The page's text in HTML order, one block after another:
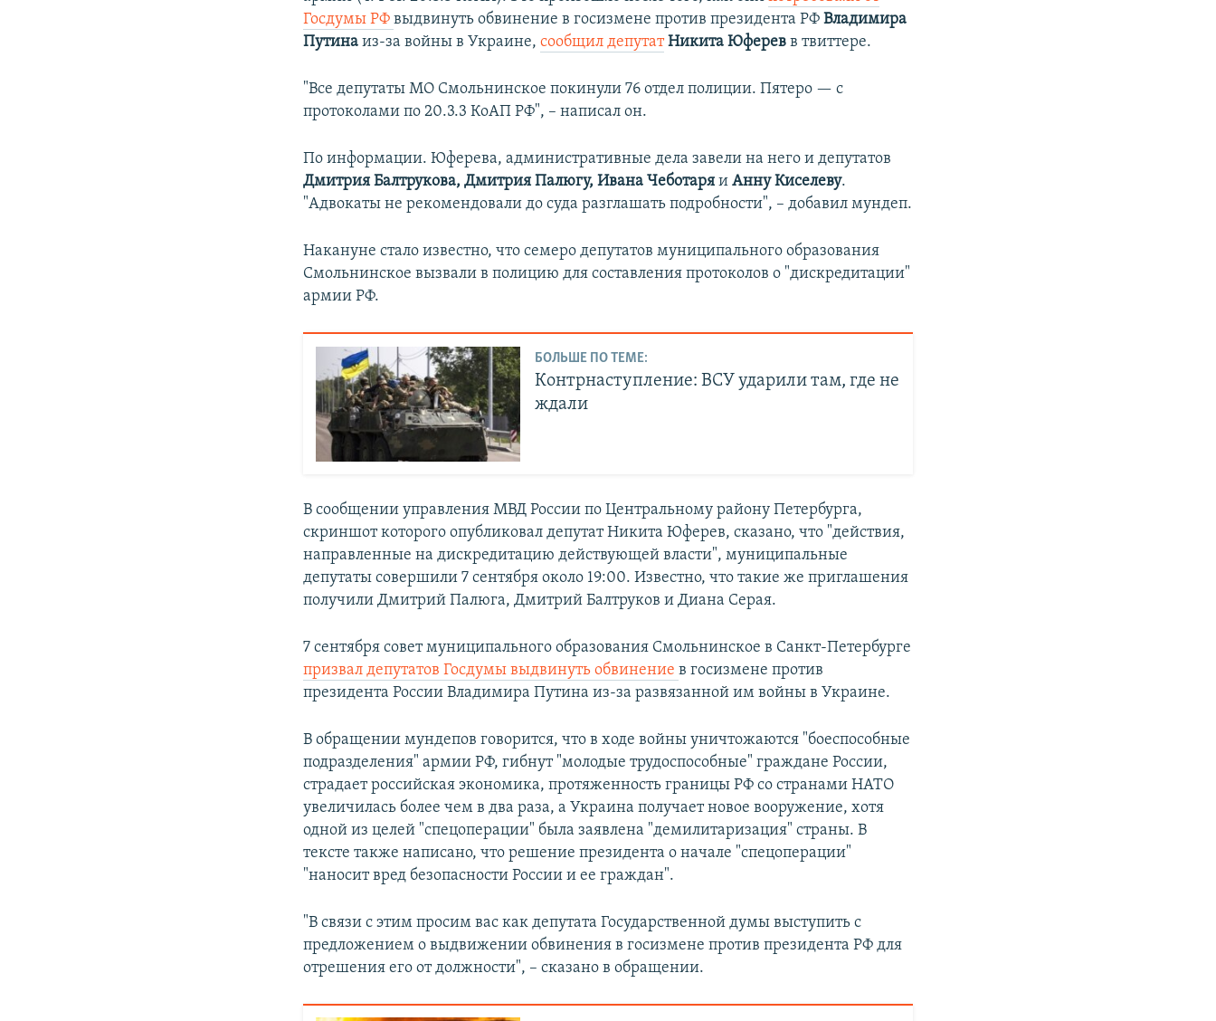
Госдумы РФвыдвинуть обвинение в госизмене против президента РФВладимира
Путина из-за войны в Украине,сообщил депутат Никита Юферев в твиттере.
"Все депутаты МО Смольнинское покинули 76 отдел полиции. Пятеро — с
протоколами по 20.3.3 КоАП РФ", – написал он.
По информации. Юферева, административные дела завели на него и депутатов
Дмитрия Балтрукова, Дмитрия Палюгу, Ивана Чеботаряи Анну Киселеву.
"Адвокаты не рекомендовали до суда разглашать подробности", – добавил мундеп.
Накануне стало известно, что семеро депутатов муниципального образования
Смольнинское вызвали в полицию для составления протоколов о "дискредитации"
армии РФ.
БОЛЬШЕ ПО ТЕМЕ:
Контрнаступление: ВСУ ударили там, где не
ждали
В сообщении управления МВД России по Центральному району Петербурга,
скриншот которого опубликовал депутат Никита Юферев, сказано, что "действия,
направленные на дискредитацию действующей власти", муниципальные
депутаты совершили 7 сентября около 19:00. Известно, что такие же приглашения
получили Дмитрий Палюга, Дмитрий Балтруков и Диана Серая.
7 сентября совет муниципального образования Смольнинское в Санкт-Петербурге
призвал депутатов Госдумы выдвинуть обвинениев госизмене против
президента России Владимира Путина из-за развязанной им войны в Украине.
В обращении мундепов говорится, что в ходе войны уничтожаются "боеспособные
подразделения" армии РФ, гибнут "молодые трудоспособные" граждане России,
страдает российская экономика, протяженность границы РФ со странами НАТО
увеличилась более чем в два раза, а Украина получает новое вооружение, хотя
одной из целей "спецоперации" была заявлена "демилитаризация" страны. В
тексте также написано, что решение президента о начале "спецоперации"
"наносит вред безопасности России и ее граждан".
"В связи с этим просим вас как депутата Государственной думы выступить с
предложением о выдвижении обвинения в госизмене против президента РФ для
отрешения его от должности", – сказано в обращении.